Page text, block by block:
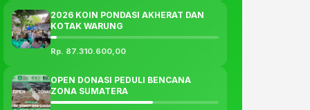
2026 KOIN PONDASI AKHERAT DAN
KOTAK WARUNG
Rp. 87.310.600,00
OPEN DONASI PEDULI BENCANA
ZONA SUMATERA